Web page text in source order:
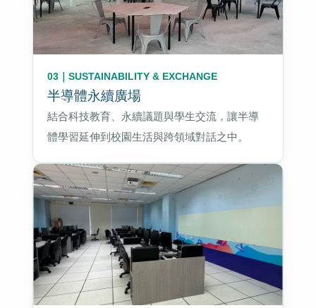
03｜SUSTAINABILITY & EXCHANGE
半導體永續廣場
結合科技教育、永續議題與學生交流，讓半導
體學習延伸到校園生活與跨領域對話之中。